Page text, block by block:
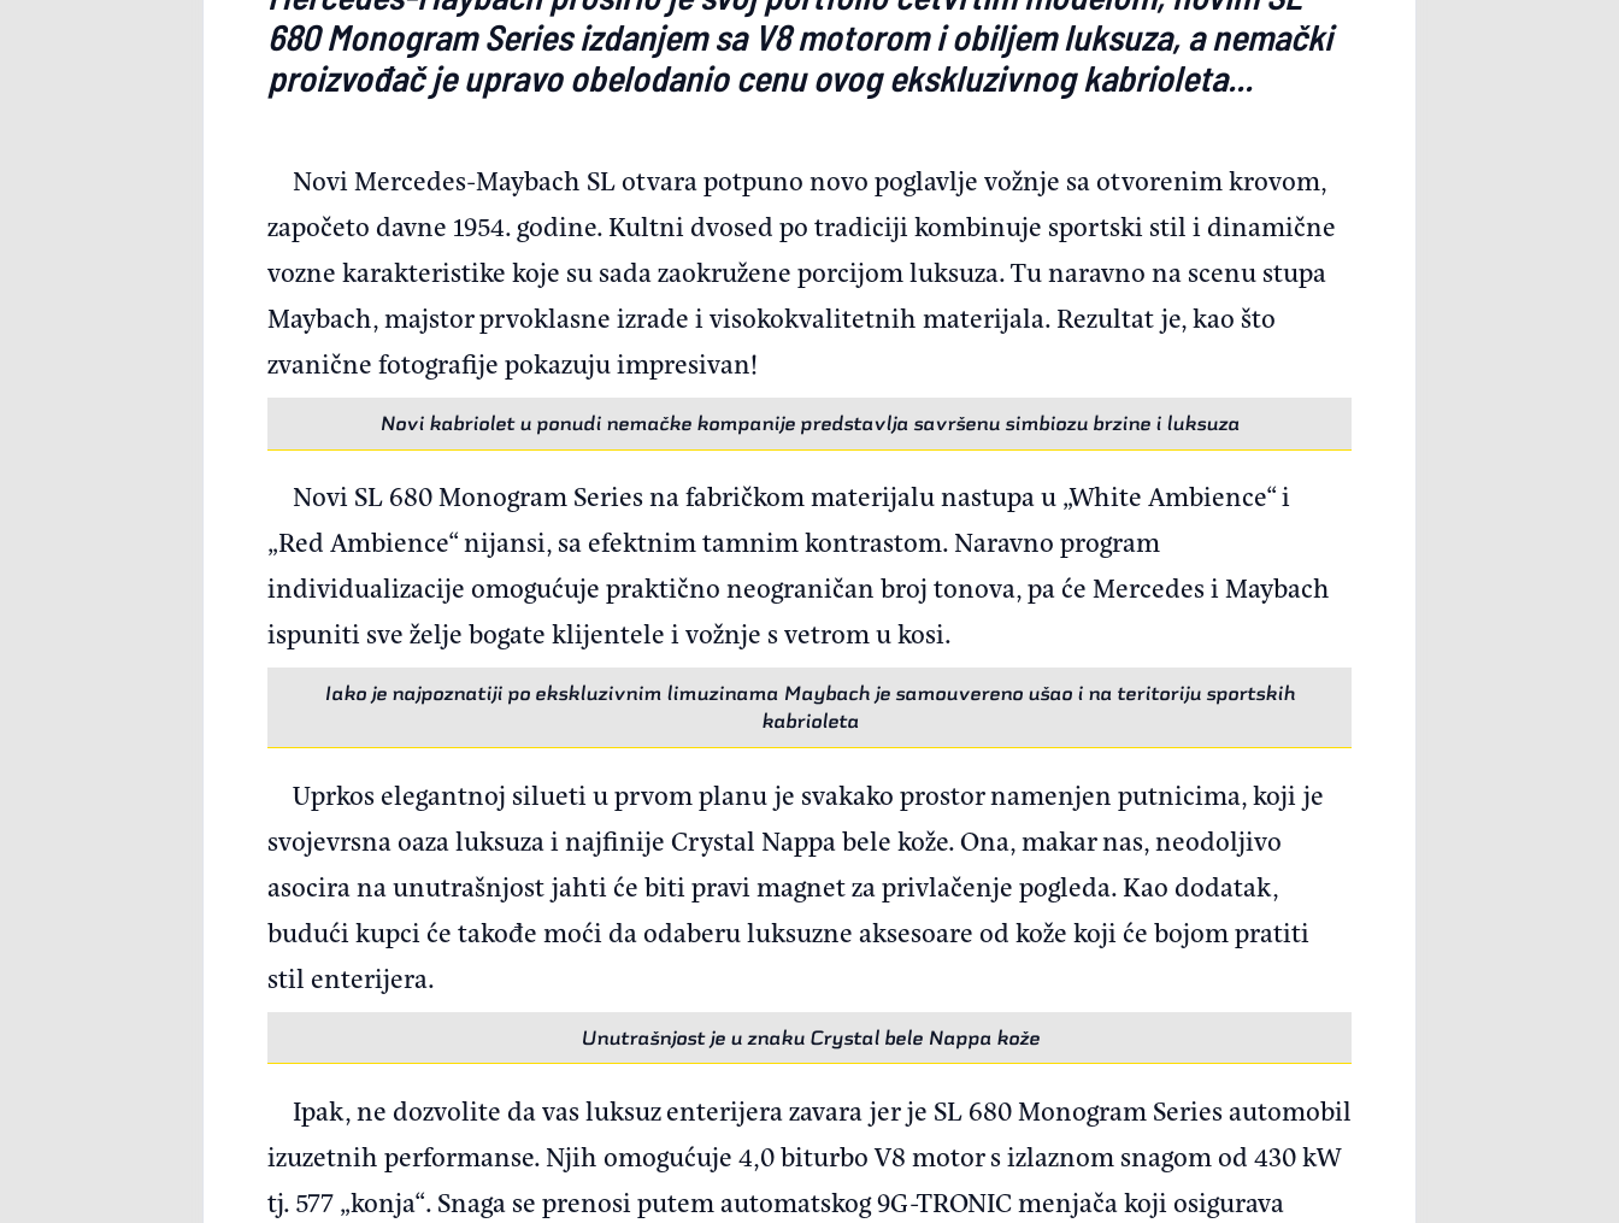
680 Monogram Series izdanjem sa V8 motorom i obiljem luksuza, a nemački
proizvođač je upravo obelodanio cenu ovog ekskluzivnog kabrioleta...
Novi Mercedes-Maybach SL otvara potpuno novo poglavlje vožnje sa otvorenim krovom,
započeto davne 1954. godine. Kultni dvosed po tradiciji kombinuje sportski stil i dinamične
vozne karakteristike koje su sada zaokružene porcijom luksuza. Tu naravno na scenu stupa
Maybach, majstor prvoklasne izrade i visokokvalitetnih materijala. Rezultat je, kao što
zvanične fotografije pokazuju impresivan!
Novi kabriolet u ponudi nemačke kompanije predstavlja savršenu simbiozu brzine i luksuza
Novi SL 680 Monogram Series na fabričkom materijalu nastupa u „White Ambience“ i
„Red Ambience“ nijansi, sa efektnim tamnim kontrastom. Naravno program
individualizacije omogućuje praktično neograničan broj tonova, pa će Mercedes i Maybach
ispuniti sve želje bogate klijentele i vožnje s vetrom u kosi.
Iako je najpoznatiji po ekskluzivnim limuzinama Maybach je samouvereno ušao i na teritoriju sportskih
kabrioleta
Uprkos elegantnoj silueti u prvom planu je svakako prostor namenjen putnicima, koji je
svojevrsna oaza luksuza i najfinije Crystal Nappa bele kože. Ona, makar nas, neodoljivo
asocira na unutrašnjost jahti će biti pravi magnet za privlačenje pogleda. Kao dodatak,
budući kupci će takođe moći da odaberu luksuzne aksesoare od kože koji će bojom pratiti
stil enterijera.
Unutrašnjost je u znaku Crystal bele Nappa kože
Ipak, ne dozvolite da vas luksuz enterijera zavara jer je SL 680 Monogram Series automobil
izuzetnih performanse. Njih omogućuje 4,0 biturbo V8 motor s izlaznom snagom od 430 kW
tj. 577 „konja“. Snaga se prenosi putem automatskog 9G-TRONIC menjača koji osigurava